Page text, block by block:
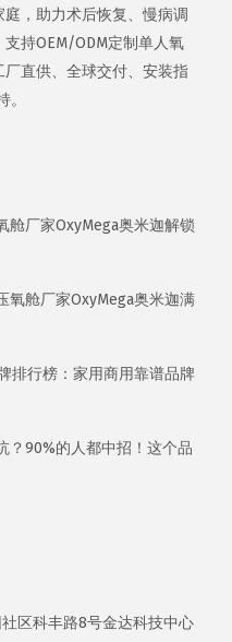
，助力术后恢复、慢病调
持OEM/ODM定制单人氧
直供、全球交付、安装指
舱厂家OxyMega奥米迦解锁
氧舱厂家OxyMega奥米迦满
排行榜：家用商用靠谱品牌
？90%的人都中招！这个品
区科丰路8号金达科技中心